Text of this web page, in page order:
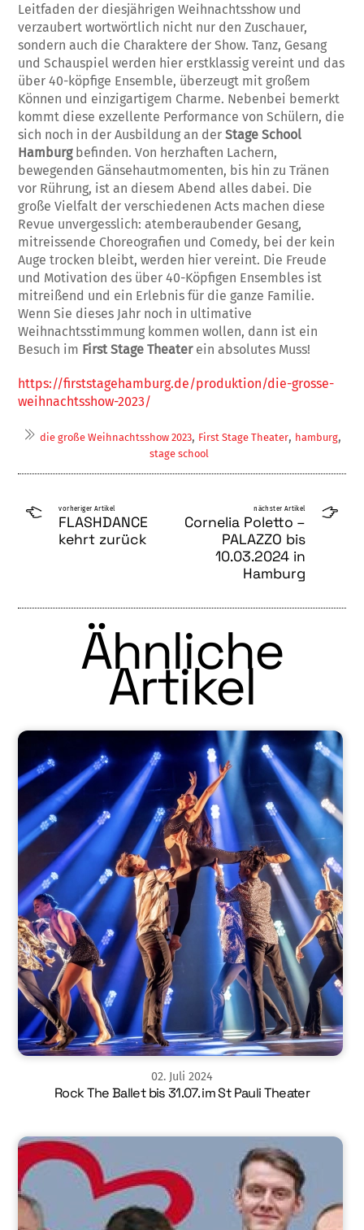
Leitfaden der diesjährigen Weihnachtsshow und
verzaubert wortwörtlich nicht nur den Zuschauer,
sondern auch die Charaktere der Show. Tanz, Gesang
und Schauspiel werden hier erstklassig vereint und das
über 40-köpfige Ensemble, überzeugt mit großem
Können und einzigartigem Charme. Nebenbei bemerkt
kommt diese exzellente Performance von Schülern, die
sich noch in der Ausbildung an derStage School
Hamburgbefinden. Von herzhaften Lachern,
bewegenden Gänsehautmomenten, bis hin zu Tränen
vor Rührung, ist an diesem Abend alles dabei. Die
große Vielfalt der verschiedenen Acts machen diese
Revue unvergesslich: atemberaubender Gesang,
mitreissende Choreografien und Comedy, bei der kein
Auge trocken bleibt, werden hier vereint. Die Freude
und Motivation des über 40-Köpfigen Ensembles ist
mitreißend und ein Erlebnis für die ganze Familie.
Wenn Sie dieses Jahr noch in ultimative
Weihnachtsstimmung kommen wollen, dann ist ein
Besuch im First Stage Theaterein absolutes Muss!
https://firststagehamburg.de/produktion/die-grosse-
weihnachtsshow-2023/
die große Weihnachtsshow 2023, First Stage Theater, hamburg,
stage school
vorheriger Artikel
FLASHDANCE
kehrt zurück
nächster Artikel
Cornelia Poletto –
PALAZZO bis
10.03.2024 in
Hamburg
Ähnliche
Artikel
02. Juli 2024
Rock The Ballet bis 31.07. im St Pauli Theater